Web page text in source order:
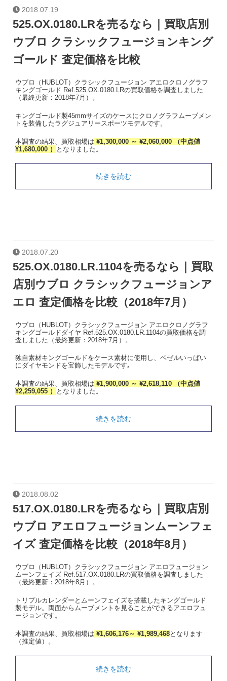
2018.07.19
525.OX.0180.LRを売るなら｜買取店別
ウブロ クラシックフュージョンキング
ゴールド 査定価格を比較
ウブロ（HUBLOT）クラシックフュージョン アエロクロノグラフ
キングゴールド Ref.525.OX.0180.LRの買取価格を調査しました
（最終更新：2018年7月）。
キングゴールド製45mmサイズのケースにクロノグラフムーブメン
トを装備したラグジュアリースポーツモデルです。
本調査の結果、買取相場は ¥1,300,000 ～ ¥2,060,000 （中点値
¥1,680,000 ）
となりました。
続きを読む
2018.07.20
525.OX.0180.LR.1104を売るなら｜買取
店別ウブロ クラシックフュージョンア
エロ 査定価格を比較（2018年7月）
ウブロ（HUBLOT）クラシックフュージョン アエロクロノグラフ
キングゴールドダイヤ Ref.525.OX.0180.LR.1104の買取価格を調
査しました（最終更新：2018年7月）。
独自素材キングゴールドをケース素材に使用し、ベゼルいっぱい
にダイヤモンドを宝飾したモデルです｡
本調査の結果、買取相場は ¥1,900,000 ～ ¥2,618,110 （中点値
¥2,259,055 ）
となりました。
続きを読む
2018.08.02
517.OX.0180.LRを売るなら｜買取店別
ウブロ アエロフュージョンムーンフェ
イズ 査定価格を比較（2018年8月）
ウブロ（HUBLOT）クラシックフュージョン アエロフュージョン
ムーンフェイズ Ref.517.OX.0180.LRの買取価格を調査しました
（最終更新：2018年8月）。
トリプルカレンダーとムーンフェイズを搭載したキングゴールド
製モデル。両面からムーブメントを見ることができるアエロフュ
ージョンです。
本調査の結果、買取相場は ¥1,606,176～ ¥1,989,468となります
（推定値）。
続きを読む